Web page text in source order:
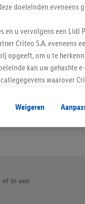
in een
doeleinden eveneens
u vervolgens een Lidl
Criteo S.A. eveneens
opgeeft, om u te
kan uw gehashte
waarover
d.w.z.
aan uw winkelmandje
worden
vinden over de
technologieën
Weigeren